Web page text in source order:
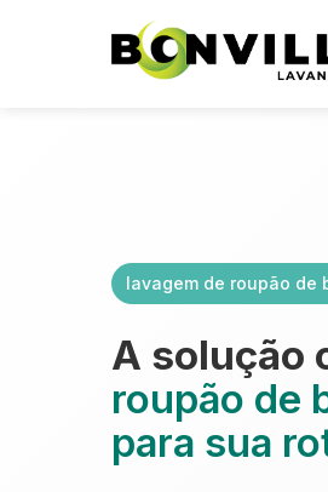
lavagem de roupão de
A solução
roupão de
para sua